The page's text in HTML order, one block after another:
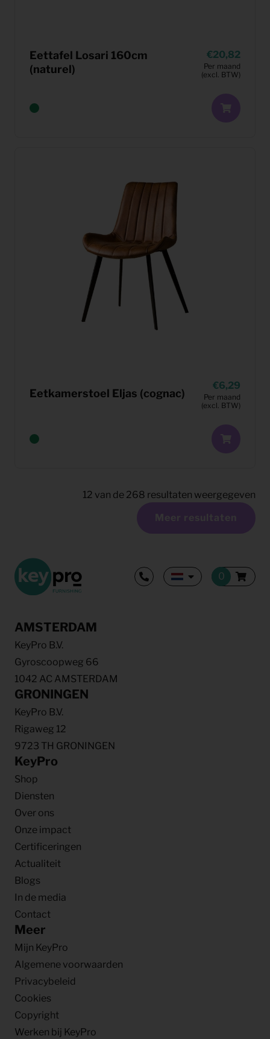
Eettafel Losari 160cm
(naturel)
20,82
Per maand
(excl. BTW)
Eetkamerstoel Eljas (cognac)
6,29
Per maand
(excl. BTW)
12 van de 268 resultaten weergegeven
Meer resultaten
AMSTERDAM
KeyPro B.V.
Gyroscoopweg 66
1042 AC AMSTERDAM
GRONINGEN
KeyPro B.V.
Rigaweg 12
9723 TH GRONINGEN
KeyPro
Shop
Diensten
Over ons
Onze impact
Certificeringen
Actualiteit
Blogs
In de media
Contact
Meer
Mijn KeyPro
Algemene voorwaarden
Privacybeleid
Cookies
Copyright
Werken bij KeyPro